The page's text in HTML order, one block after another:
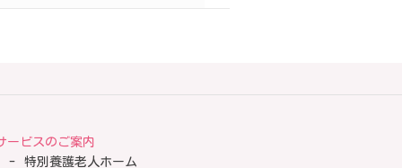
ービスのご案内
特別養護老人ホーム